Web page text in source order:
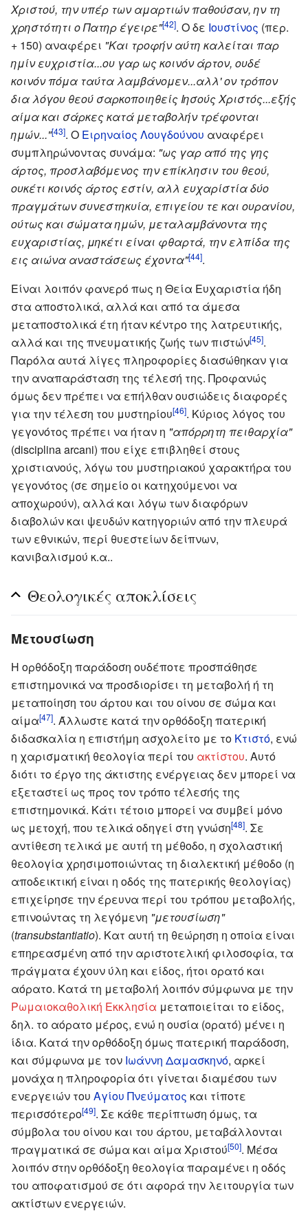
Χριστού, την υπέρ των αμαρτιών παθούσαν, ην τη
χρηστότητι ο Πατηρ έγειρε"[42]. Ο δε Ιουστίνος (περ.
+ 150) αναφέρει "Και τροφήν αύτη καλείται παρ
ημίν ευχριστία...ου γαρ ως κοινόν άρτον, ουδέ
κοινόν πόμα ταύτα λαμβάνομεν...αλλ' ον τρόπον
δια λόγου θεού σαρκοποιηθείς Ιησούς Χριστός...εξής
αίμα και σάρκες κατά μεταβολήν τρέφονται
ημών..."[43]. Ο Ειρηναίος Λουγδούνου αναφέρει
συμπληρώνοντας συνάμα: "ως γαρ από της γης
άρτος, προσλαβόμενος την επίκλησιν του θεού,
ουκέτι κοινός άρτος εστίν, αλλ ευχαρίστία δύο
πραγμάτων συνεστηκυία, επιγείου τε και ουρανίου,
ούτως και σώματα ημών, μεταλαμβάνοντα της
ευχαριστίας, μηκέτι είναι φθαρτά, την ελπίδα της
εις αιώνα αναστάσεως έχοντα"[44].
Είναι λοιπόν φανερό πως η Θεία Ευχαριστία ήδη
στα αποστολικά, αλλά και από τα άμεσα
μεταποστολικά έτη ήταν κέντρο της λατρευτικής,
αλλά και της πνευματικής ζωής των πιστών[45].
Παρόλα αυτά λίγες πληροφορίες διασώθηκαν για
την αναπαράσταση της τέλεσή της. Προφανώς
όμως δεν πρέπει να επήλθαν ουσιώδεις διαφορές
για την τέλεση του μυστηρίου[46]. Κύριος λόγος του
γεγονότος πρέπει να ήταν η "απόρρητη πειθαρχία"
(disciplina arcani) που είχε επιβληθεί στους
χριστιανούς, λόγω του μυστηριακού χαρακτήρα του
γεγονότος (σε σημείο οι κατηχούμενοι να
αποχωρούν), αλλά και λόγω των διαφόρων
διαβολών και ψευδών κατηγοριών από την πλευρά
των εθνικών, περί θυεστείων δείπνων,
κανιβαλισμού κ.α..
Θεολογικές αποκλίσεις
Μετουσίωση
Η ορθόδοξη παράδοση ουδέποτε προσπάθησε
επιστημονικά να προσδιορίσει τη μεταβολή ή τη
μεταποίηση του άρτου και του οίνου σε σώμα και
αίμα[47]. Άλλωστε κατά την ορθόδοξη πατερική
διδασκαλία η επιστήμη ασχολείτο με το Κτιστό, ενώ
η χαρισματική θεολογία περί του ακτίστου. Αυτό
διότι το έργο της άκτιστης ενέργειας δεν μπορεί να
εξεταστεί ως προς τον τρόπο τέλεσής της
επιστημονικά. Κάτι τέτοιο μπορεί να συμβεί μόνο
ως μετοχή, που τελικά οδηγεί στη γνώση[48]. Σε
αντίθεση τελικά με αυτή τη μέθοδο, η σχολαστική
θεολογία χρησιμοποιώντας τη διαλεκτική μέθοδο (η
αποδεικτική είναι η οδός της πατερικής θεολογίας)
επιχείρησε την έρευνα περί του τρόπου μεταβολής,
επινοώντας τη λεγόμενη "μετουσίωση"
(transubstantiatio). Κατ αυτή τη θεώρηση η οποία είναι
επηρεασμένη από την αριστοτελική φιλοσοφία, τα
πράγματα έχουν ύλη και είδος, ήτοι ορατό και
αόρατο. Κατά τη μεταβολή λοιπόν σύμφωνα με την
Ρωμαιοκαθολική Εκκλησία μεταποιείται το είδος,
δηλ. το αόρατο μέρος, ενώ η ουσία (ορατό) μένει η
ίδια. Κατά την ορθόδοξη όμως πατερική παράδοση,
και σύμφωνα με τον Ιωάννη Δαμασκηνό, αρκεί
μονάχα η πληροφορία ότι γίνεται διαμέσου των
ενεργειών του Αγίου Πνεύματος και τίποτε
περισσότερο[49]. Σε κάθε περίπτωση όμως, τα
σύμβολα του οίνου και του άρτου, μεταβάλλονται
πραγματικά σε σώμα και αίμα Χριστού[50]. Μέσα
λοιπόν στην ορθόδοξη θεολογία παραμένει η οδός
του αποφατισμού σε ότι αφορά την λειτουργία των
ακτίστων ενεργειών.